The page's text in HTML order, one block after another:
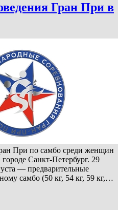
Гран При в
При по самбо среди женщин
Санкт-Петербург. 29
— предварительные
самбо (50 кг, 54 кг, 59 кг,…